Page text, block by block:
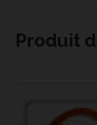
Produit